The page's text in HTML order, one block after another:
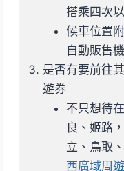
搭乘四次
候車位置
自動販售
是否有要前往
遊券
不只想待
良、姬路
立、鳥取
西廣域周